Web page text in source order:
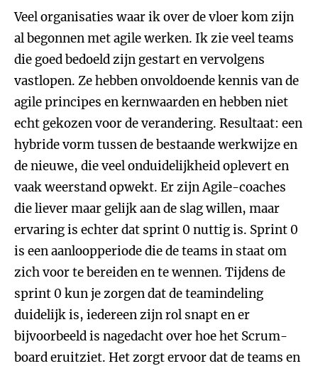
Veel organisaties waar ik over de vloer kom zijn
al begonnen met agile werken. Ik zie veel teams
die goed bedoeld zijn gestart en vervolgens
vastlopen. Ze hebben onvoldoende kennis van de
agile principes en kernwaarden en hebben niet
echt gekozen voor de verandering. Resultaat: een
hybride vorm tussen de bestaande werkwijze en
de nieuwe, die veel onduidelijkheid oplevert en
vaak weerstand opwekt. Er zijn Agile-coaches
die liever maar gelijk aan de slag willen, maar
ervaring is echter dat sprint 0 nuttig is. Sprint 0
is een aanloopperiode die de teams in staat om
zich voor te bereiden en te wennen. Tijdens de
sprint 0 kun je zorgen dat de teamindeling
duidelijk is, iedereen zijn rol snapt en er
bijvoorbeeld is nagedacht over hoe het Scrum-
board eruitziet. Het zorgt ervoor dat de teams en